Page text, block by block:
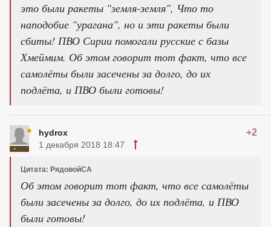
это были ракеты "земля-земля", Что то
наподобие "урагана", но и эти ракеты были
сбиты! ПВО Сирии помогали русские с базы
Хмеймим. Об этом говорит тот факт, что все
самолёты были засечены за долго, до их
подлёта, и ПВО были готовы!
hydrox +2
1 декабря 2018 18:47
Цитата: РядовойСА
Об этом говорит тот факт, что все самолёты
были засечены за долго, до их подлёта, и ПВО
были готовы!